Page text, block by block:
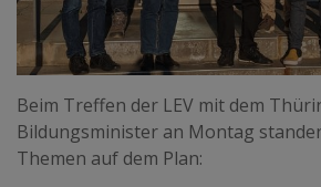
Beim Treffen der LEV mit dem
Bildungsminister an Montag
Themen auf dem Plan: